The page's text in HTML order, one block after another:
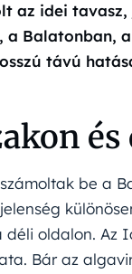
az idei
Balatonban,
távú
be a
oldalon. Az
Bár az